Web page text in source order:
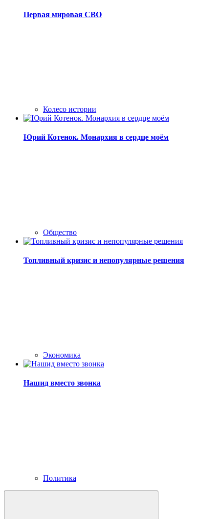
Первая мировая СВО
Колесо истории
Юрий Котенок. Монархия в сердце моём
Общество
Топливный кризис и непопулярные решения
Экономика
Нашид вместо звонка
Политика